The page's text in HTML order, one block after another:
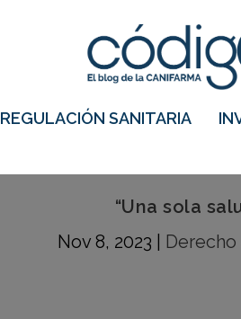
REGULACIÓN SANITARIA
“Una sola
Nov 8, 2023